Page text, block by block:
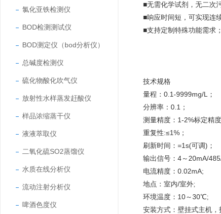
氯化亚铁检测仪
BOD检测测试仪
BOD测定仪（bod分析仪）
总碱度检测仪
硫化物酸化吹气仪
放射性水样蒸发赶酸仪
样品浓缩蒸干仪
液液萃取仪
二氧化硫SO2蒸馏仪
水质在线分析仪
流动注射分析仪
啤酒色度仪
■无需化学试剂，无二次
■响应时间短，可实现连
■支持定制特殊功能需求
技术规格
量程：0.1-9999mg/L；
分辨率：0.1；
测量精度：1-2%标定精
重复性:≤1%；
刷新时间：=1s(可调)；
输出信号：4～20mA/
电流精度：0.02mA;
地点：室内/室外;
环境温度：10～30℃;
安装方式：壁挂式主机